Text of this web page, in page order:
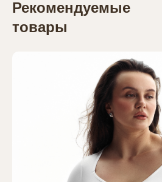
Рекомендуемые
товары